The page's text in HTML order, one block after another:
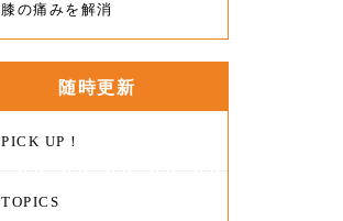
膝の痛みを解消
随時更新
PICK UP！
TOPICS